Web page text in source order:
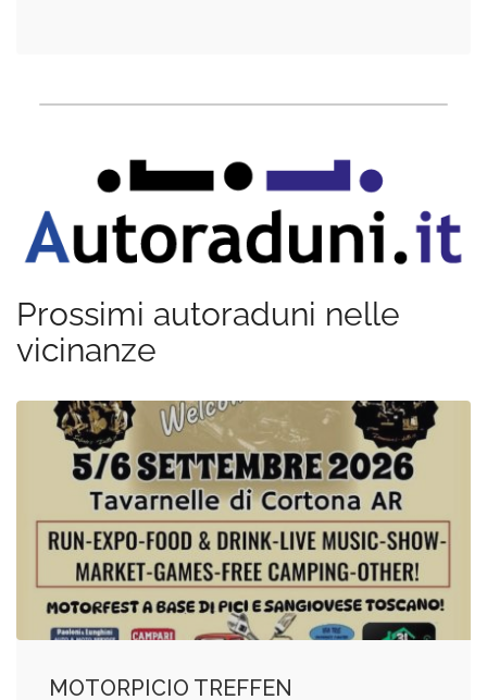
Prossimi autoraduni nelle
vicinanze
MOTORPICIO TREFFEN